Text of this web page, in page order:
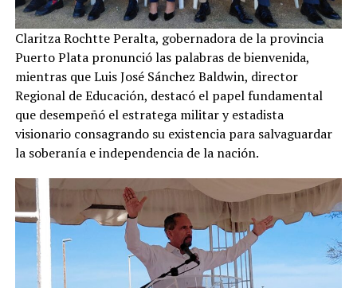
Claritza Rochtte Peralta, gobernadora de la provincia
Puerto Plata pronunció las palabras de bienvenida,
mientras que Luis José Sánchez Baldwin, director
Regional de Educación, destacó el papel fundamental
que desempeñó el estratega militar y estadista
visionario consagrando su existencia para salvaguardar
la soberanía e independencia de la nación.